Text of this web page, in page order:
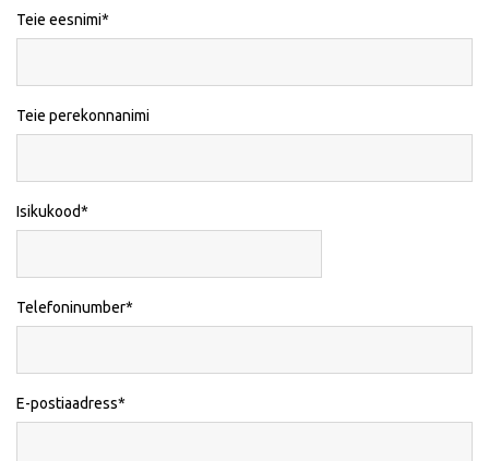
Teie eesnimi
Teie perekonnanimi
Isikukood
Telefoninumber
E-postiaadress